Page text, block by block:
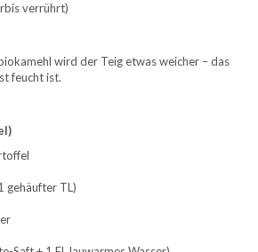
verrührt)
wird der Teig etwas weicher – das
feucht ist.
gehäufter TL)